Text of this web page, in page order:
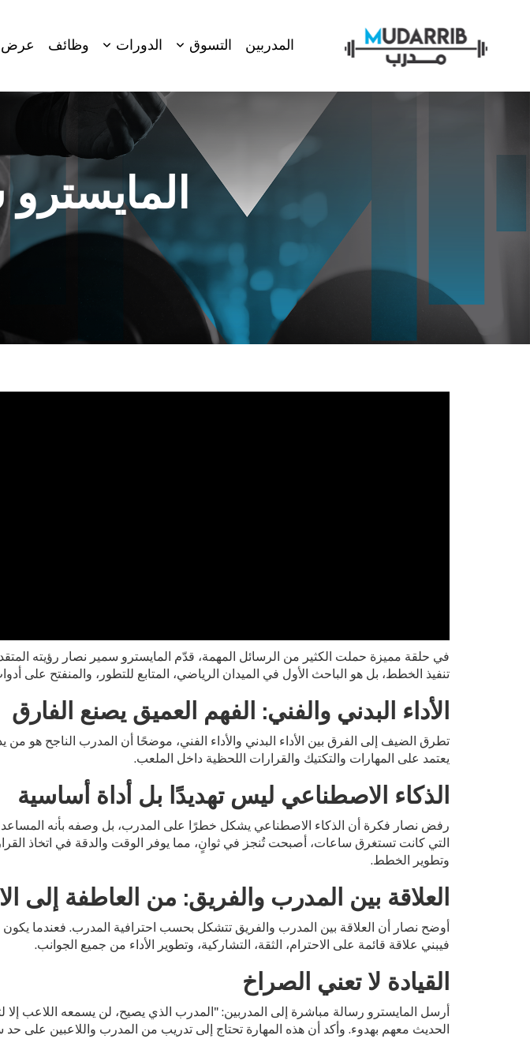
المدربين التسوق الدورات وظائف عرض
في حلقة مميزة حملت الكثير من الرسائل المهمة، قدّم المايسترو سمير نصار رؤيته
تنفيذ الخطط، بل هو الباحث الأول في الميدان الرياضي، المتابع للتطور، والمنفتح على
الأداء البدني والفني: الفهم العميق يصنع الفارق
تطرق الضيف إلى الفرق بين الأداء البدني والأداء الفني، موضحًا أن المدرب الناجح هو من
يعتمد على المهارات والتكتيك والقرارات اللحظية داخل الملعب.
الذكاء الاصطناعي ليس تهديدًا بل أداة أساسية
رفض نصار فكرة أن الذكاء الاصطناعي يشكل خطرًا على المدرب، بل وصفه بأنه المساعد
التي كانت تستغرق ساعات، أصبحت تُنجز في ثوانٍ، مما يوفر الوقت والدقة في اتخاذ
وتطوير الخطط.
العلاقة بين المدرب والفريق: من العاطفة إلى
أوضح نصار أن العلاقة بين المدرب والفريق تتشكل بحسب احترافية المدرب. فعندما
فيبني علاقة قائمة على الاحترام، الثقة، التشاركية، وتطوير الأداء من جميع الجوانب.
القيادة لا تعني الصراخ
أرسل المايسترو رسالة مباشرة إلى المدربين: "المدرب الذي يصيح، لن يسمعه اللاعب
الحديث معهم بهدوء. وأكد أن هذه المهارة تحتاج إلى تدريب من المدرب واللاعبين على حد